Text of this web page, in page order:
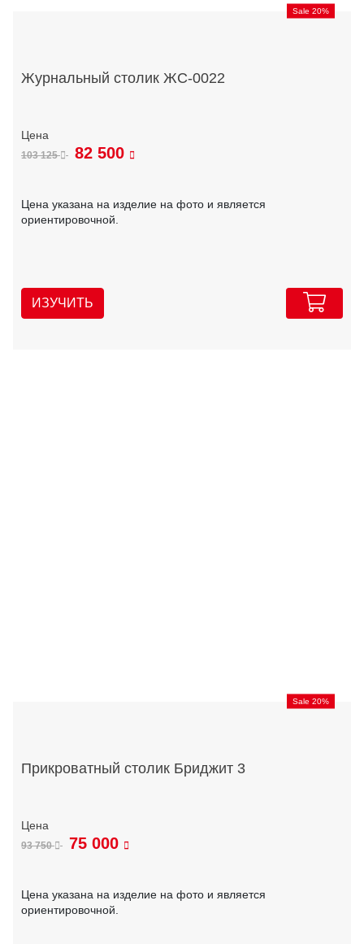
Sale 20%
Журнальный столик ЖС-0022
103 125 82 500
Цена указана на изделие на фото и является
ориентировочной.
ИЗУЧИТЬ
Sale 20%
Прикроватный столик Бриджит 3
93 750 75 000
Цена указана на изделие на фото и является
ориентировочной.